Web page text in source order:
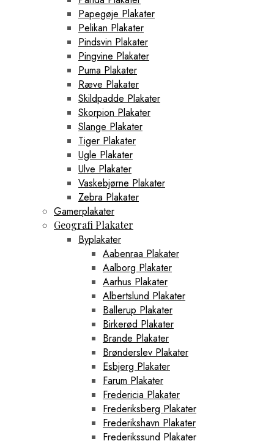
Papegøje Plakater
Pelikan Plakater
Pindsvin Plakater
Pingvine Plakater
Puma Plakater
Ræve Plakater
Skildpadde Plakater
Skorpion Plakater
Slange Plakater
Tiger Plakater
Ugle Plakater
Ulve Plakater
Vaskebjørne Plakater
Zebra Plakater
Gamerplakater
Geografi Plakater
Byplakater
Aabenraa Plakater
Aalborg Plakater
Aarhus Plakater
Albertslund Plakater
Ballerup Plakater
Birkerød Plakater
Brande Plakater
Brønderslev Plakater
Esbjerg Plakater
Farum Plakater
Fredericia Plakater
Frederiksberg Plakater
Frederikshavn Plakater
Frederikssund Plakater